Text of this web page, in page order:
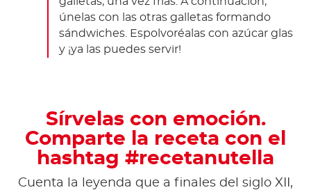
únelas con las otras galletas formando
sándwiches. Espolvoréalas con azúcar glas
y ¡ya las puedes servir!
Sírvelas con emoción.
Comparte la receta con el
hashtag #recetanutella
Cuenta la leyenda que a finales del siglo XII,